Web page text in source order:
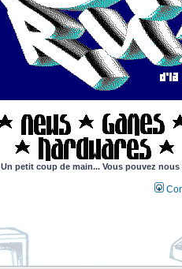
Un petit coup de main... Vous pouvez